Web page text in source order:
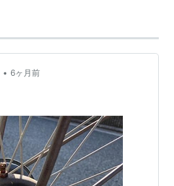
• 6ヶ月前